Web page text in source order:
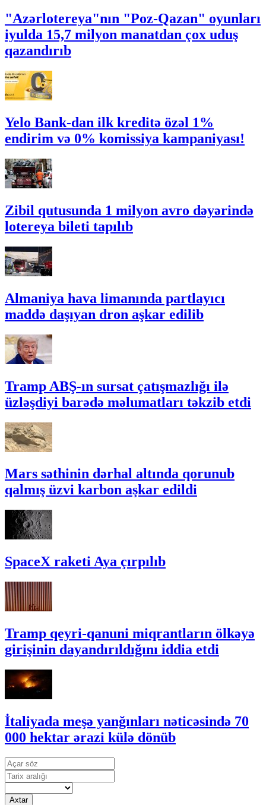
"Azərlotereya"nın "Poz-Qazan" oyunları
iyulda 15,7 milyon manatdan çox uduş
qazandırıb
Yelo Bank-dan ilk kreditə özəl 1%
endirim və 0% komissiya kampaniyası!
Zibil qutusunda 1 milyon avro dəyərində
lotereya bileti tapılıb
Almaniya hava limanında partlayıcı
maddə daşıyan dron aşkar edilib
Tramp ABŞ-ın sursat çatışmazlığı ilə
üzləşdiyi barədə məlumatları təkzib etdi
Mars səthinin dərhal altında qorunub
qalmış üzvi karbon aşkar edildi
SpaceX raketi Aya çırpılıb
Tramp qeyri-qanuni miqrantların ölkəyə
girişinin dayandırıldığını iddia etdi
İtaliyada meşə yanğınları nəticəsində 70
000 hektar ərazi külə dönüb
Axtar